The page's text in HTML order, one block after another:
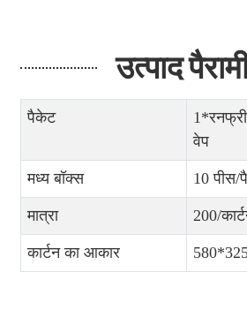
उत्पाद
पैकेट
वेप
मध्य बॉक्स 10 पीस/
मात्रा 200/
कार्टन का आकार